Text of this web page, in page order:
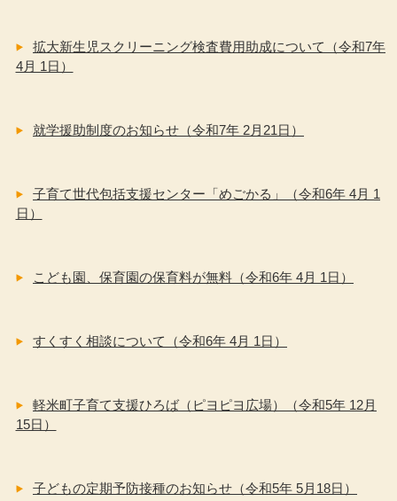
拡大新生児スクリーニング検査費用助成について（令和7年
4月 1日）
就学援助制度のお知らせ（令和7年 2月21日）
子育て世代包括支援センター「めごかる」（令和6年 4月 1
日）
こども園、保育園の保育料が無料（令和6年 4月 1日）
すくすく相談について（令和6年 4月 1日）
軽米町子育て支援ひろば（ピヨピヨ広場）（令和5年 12月
15日）
子どもの定期予防接種のお知らせ（令和5年 5月18日）